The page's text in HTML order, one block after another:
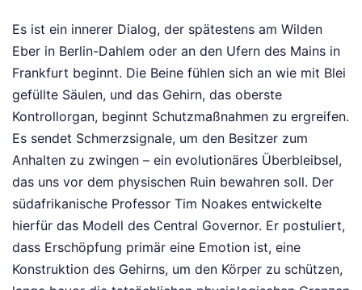
Es ist ein innerer Dialog, der spätestens am Wilden
Eber in Berlin-Dahlem oder an den Ufern des Mains in
Frankfurt beginnt. Die Beine fühlen sich an wie mit Blei
gefüllte Säulen, und das Gehirn, das oberste
Kontrollorgan, beginnt Schutzmaßnahmen zu ergreifen.
Es sendet Schmerzsignale, um den Besitzer zum
Anhalten zu zwingen – ein evolutionäres Überbleibsel,
das uns vor dem physischen Ruin bewahren soll. Der
südafrikanische Professor Tim Noakes entwickelte
hierfür das Modell des Central Governor. Er postuliert,
dass Erschöpfung primär eine Emotion ist, eine
Konstruktion des Gehirns, um den Körper zu schützen,